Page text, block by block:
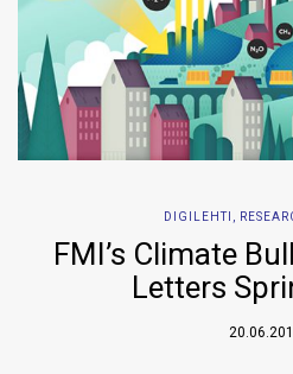
DIGILEHTI ,
FMI’s Climate
Letters